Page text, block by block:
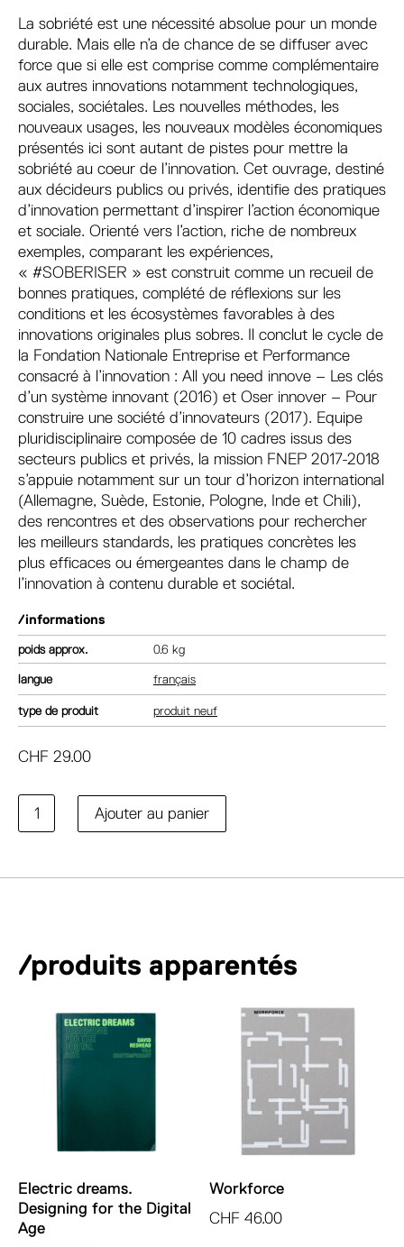
La sobriété est une nécessité absolue pour un monde
durable. Mais elle n’a de chance de se diffuser avec
force que si elle est comprise comme complémentaire
aux autres innovations notamment technologiques,
sociales, sociétales. Les nouvelles méthodes, les
nouveaux usages, les nouveaux modèles économiques
présentés ici sont autant de pistes pour mettre la
sobriété au coeur de l’innovation. Cet ouvrage, destiné
aux décideurs publics ou privés, identifie des pratiques
d’innovation permettant d’inspirer l’action économique
et sociale. Orienté vers l’action, riche de nombreux
exemples, comparant les expériences,
« #SOBERISER » est construit comme un recueil de
bonnes pratiques, complété de réflexions sur les
conditions et les écosystèmes favorables à des
innovations originales plus sobres. Il conclut le cycle de
la Fondation Nationale Entreprise et Performance
consacré à l’innovation : All you need innove – Les clés
d’un système innovant (2016) et Oser innover – Pour
construire une société d’innovateurs (2017). Equipe
pluridisciplinaire composée de 10 cadres issus des
secteurs publics et privés, la mission FNEP 2017-2018
s’appuie notamment sur un tour d’horizon international
(Allemagne, Suède, Estonie, Pologne, Inde et Chili),
des rencontres et des observations pour rechercher
les meilleurs standards, les pratiques concrètes les
plus efficaces ou émergeantes dans le champ de
l’innovation à contenu durable et sociétal.
/informations
poids 0.6 kg
langue français
type de produit produit neuf
CHF 29.00
quantité
de
Innover
durable.
Ajouter au panier
e
t
/produits apparentés
Electric dreams.
Designing for the Digital
Age
Workforce
CHF 46.00